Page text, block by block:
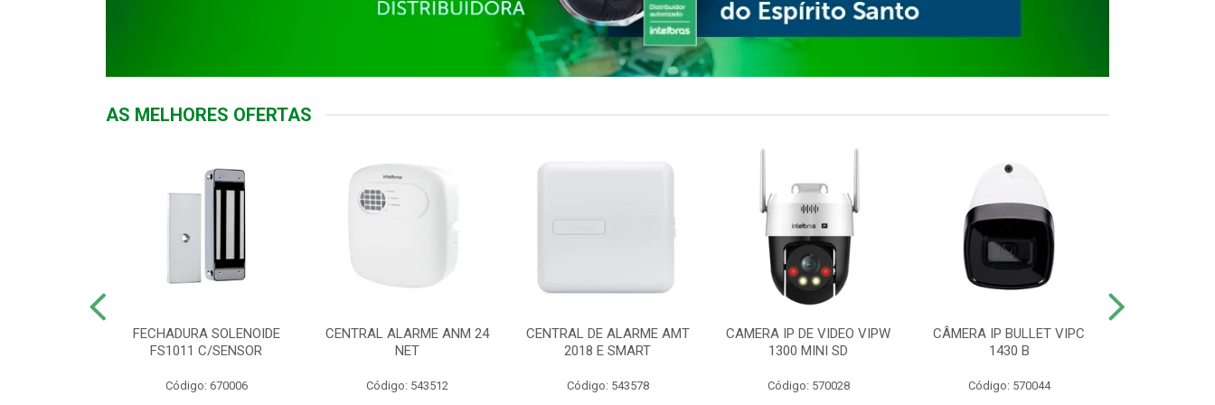
AS MELHORES OFERTAS
FECHADURA SOLENOIDE
FS1011 C/SENSOR
Código: 670006
CENTRAL ALARME ANM 24
NET
Código: 543512
CENTRAL DE ALARME AMT
2018 E SMART
Código: 543578
CAMERA IP DE VIDEO VIPW
1300 MINI SD
Código: 570028
CÂMERA IP BULLET VIPC
1430 B
Código: 570044